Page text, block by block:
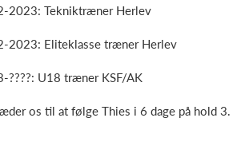
2023: Tekniktræner Herlev
2023: Eliteklasse træner Herlev
????: U18 træner KSF/AK
os til at følge Thies i 6 dage på hold 3.